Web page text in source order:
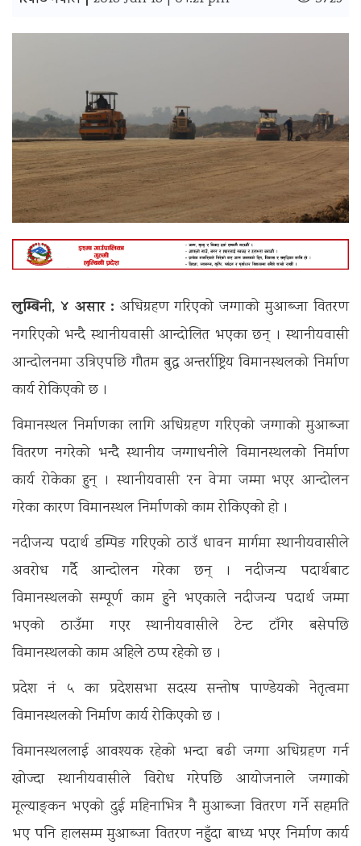
लुम्बिनी, ४ असार : अधिग्रहण गरिएको जग्गाको मुआब्जा वितरण
नगरिएको भन्दै स्थानीयवासी आन्दोलित भएका छन् । स्थानीयवासी
आन्दोलनमा उत्रिएपछि गौतम बुद्ध अन्तर्राष्ट्रिय विमानस्थलको निर्माण
कार्य रोकिएको छ ।
विमानस्थल निर्माणका लागि अधिग्रहण गरिएको जग्गाको मुआब्जा
वितरण नगरेको भन्दै स्थानीय जग्गाधनीले विमानस्थलको निर्माण
कार्य रोकेका हुन् । स्थानीयवासी ‘रन वे’मा जम्मा भएर आन्दोलन
गरेका कारण विमानस्थल निर्माणको काम रोकिएको हो ।
नदीजन्य पदार्थ डम्पिङ गरिएको ठाउँ धावन मार्गमा स्थानीयवासीले
अवरोध गर्दै आन्दोलन गरेका छन् । नदीजन्य पदार्थबाट
विमानस्थलको सम्पूर्ण काम हुने भएकाले नदीजन्य पदार्थ जम्मा
भएको ठाउँमा गएर स्थानीयवासीले टेन्ट टाँगेर बसेपछि
विमानस्थलको काम अहिले ठप्प रहेको छ ।
प्रदेश नं ५ का प्रदेशसभा सदस्य सन्तोष पाण्डेयको नेतृत्वमा
विमानस्थलको निर्माण कार्य रोकिएको छ ।
विमानस्थललाई आवश्यक रहेको भन्दा बढी जग्गा अधिग्रहण गर्न
खोज्दा स्थानीयवासीले विरोध गरेपछि आयोजनाले जग्गाको
मूल्याङ्कन भएको दुई महिनाभित्र नै मुआब्जा वितरण गर्ने सहमति
भए पनि हालसम्म मुआब्जा वितरण नहुँदा बाध्य भएर निर्माण कार्य